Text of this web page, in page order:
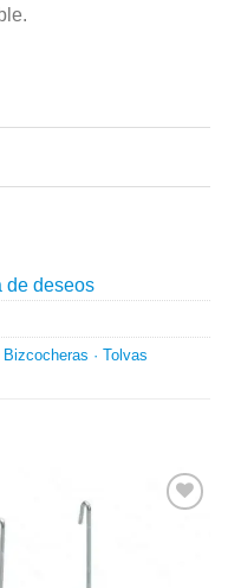
de deseos
Bizcocheras · Tolvas